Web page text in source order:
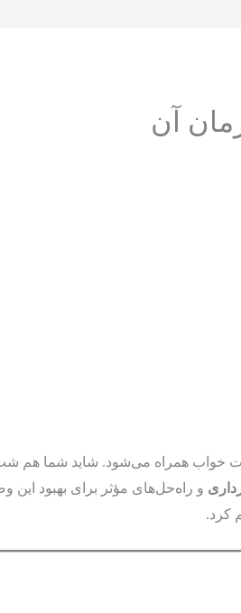
آن
خواب همراه می‌شود. شاید شما هم
و راه‌حل‌های مؤثر برای بهبود این
کرد.